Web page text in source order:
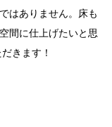
はありません。床も
間に仕上げたいと思
きます！